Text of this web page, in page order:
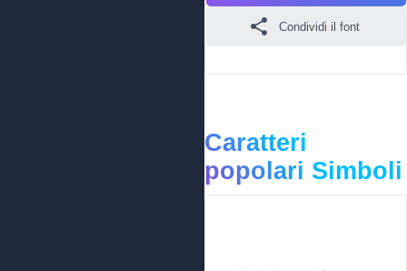
Condividi il font
Caratteri
popolari Simboli